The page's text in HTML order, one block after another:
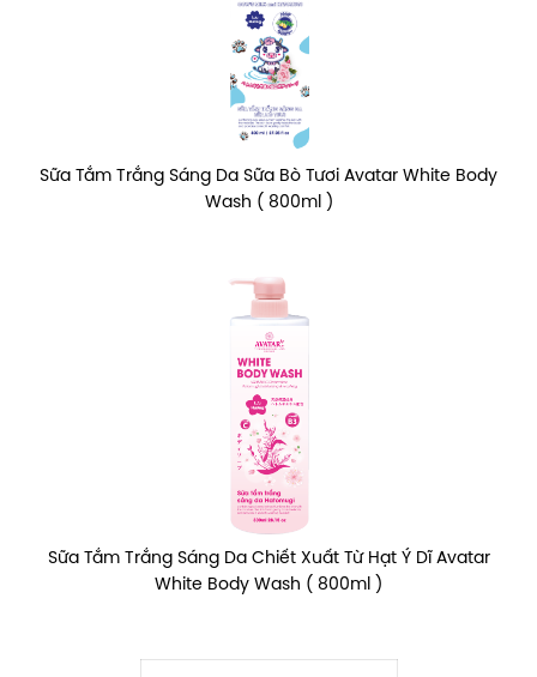
Sữa Tắm Trắng Sáng Da Sữa Bò Tươi Avatar White Body
Wash ( 800ml )
Sữa Tắm Trắng Sáng Da Chiết Xuất Từ Hạt Ý Dĩ Avatar
White Body Wash ( 800ml )